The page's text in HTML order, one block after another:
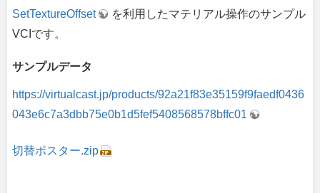
SetTextureOffset
を利用したマテリアル操作のサンプル
VCIです。
サンプルデータ
https://virtualcast.jp/products/92a21f83e35159f9faedf0436
043e6c7a3dbb75e0b1d5fef5408568578bffc01
切替ポスター.zip